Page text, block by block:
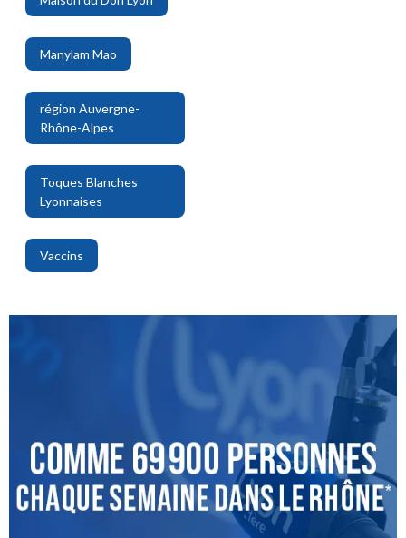
,
Manylam Mao
,
région Auvergne-
Rhône-Alpes
,
Toques Blanches
Lyonnaises
,
Vaccins